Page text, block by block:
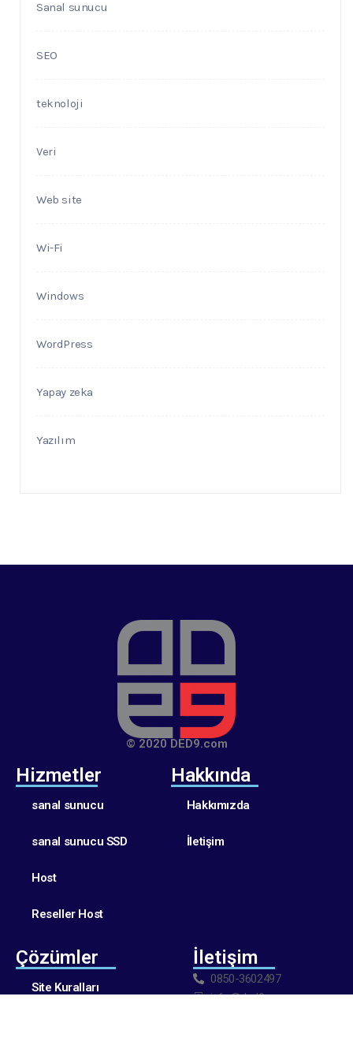
Sanal sunucu
SEO
teknoloji
Veri
Web site
Wi-Fi
Windows
WordPress
Yapay zeka
Yazılım
© 2020 DED9.com
Hizmetler
sanal sunucu
sanal sunucu SSD
Host
Reseller Host
Hakkında
Hakkımızda
İletişim
Çözümler
Site Kuralları
İletişim
0850-3602497
info@ded9.com